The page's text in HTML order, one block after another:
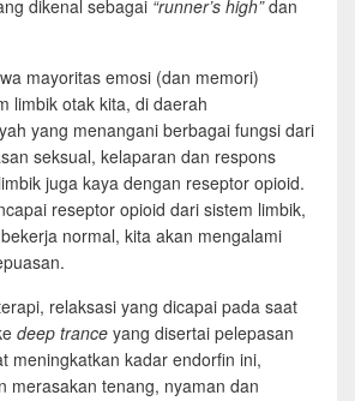
dikenal sebagai “runner’s high”dan
mayoritas emosi (dan memori)
limbik otak kita, di daerah
yang menangani berbagai fungsi dari
seksual, kelaparan dan respons
juga kaya dengan reseptor opioid.
reseptor opioid dari sistem limbik,
normal, kita akan mengalami
relaksasi yang dicapai pada saat
deep trance yang disertai pelepasan
meningkatkan kadar endorfin ini,
merasakan tenang, nyaman dan